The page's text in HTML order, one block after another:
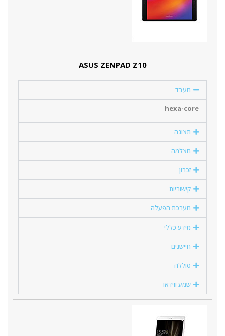
ASUS ZENPAD Z10
מעבד
hexa-core
תצוגה
מצלמה
זכרון
קישוריות
מערכת הפעלה
מידע כללי
חיישנים
סוללה
שמע ווידאו